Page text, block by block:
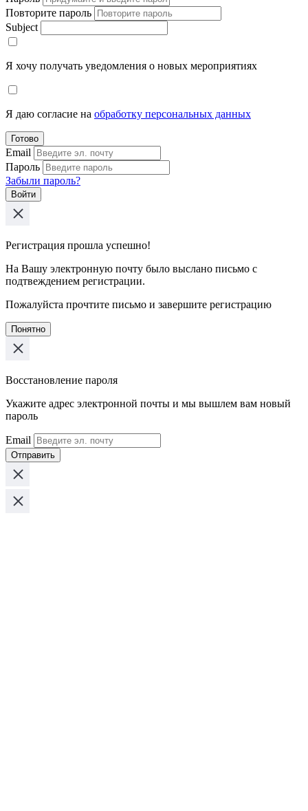
Повторите пароль
Subject
Я хочу получать уведомления о новых мероприятиях
Я даю согласие на обработку персональных данных
Готово
Email
Пароль
Забыли пароль?
Войти
Регистрация прошла успешно!
На Вашу электронную почту было выслано письмо с
подтвеждением регистрации.
Пожалуйста прочтите письмо и завершите регистрацию
Понятно
Восстановление пароля
Укажите адрес электронной почты и мы вышлем вам новый
пароль
Email
Отправить